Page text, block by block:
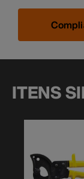
ITENS